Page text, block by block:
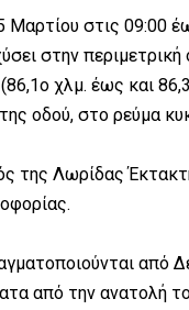
στις 09:00
στην
χλμ. έως και
οδού, στο ρεύμα
της Λωρίδας
από την ανατολή